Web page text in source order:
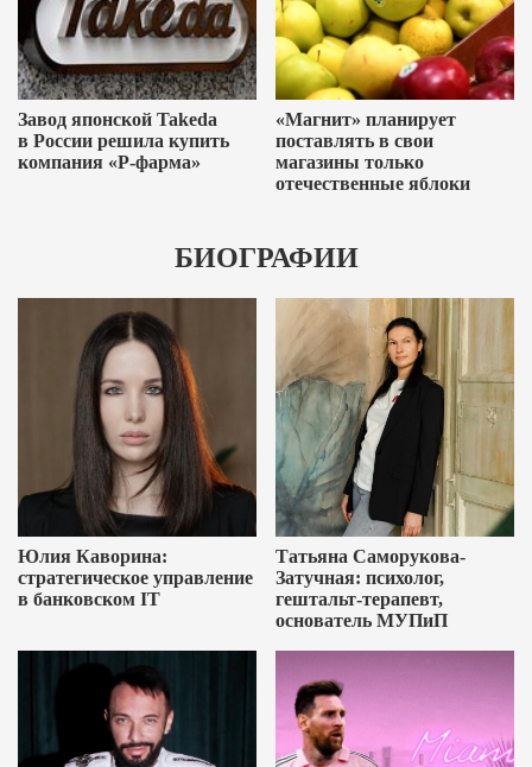
Завод японской Takeda
в России решила купить
компания «Р-фарма»
«Магнит» планирует
поставлять в свои
магазины только
отечественные яблоки
БИОГРАФИИ
Юлия Каворина:
стратегическое управление
в банковском IT
Татьяна Саморукова-
Затучная: психолог,
гештальт-терапевт,
основатель МУПиП